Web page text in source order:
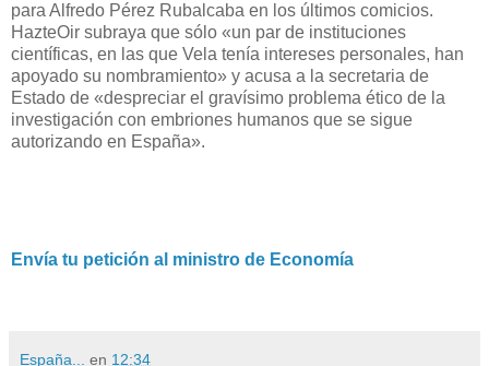
para Alfredo Pérez Rubalcaba en los últimos comicios.
HazteOir subraya que sólo «un par de instituciones
científicas, en las que Vela tenía intereses personales, han
apoyado su nombramiento» y acusa a la secretaria de
Estado de «despreciar el gravísimo problema ético de la
investigación con embriones humanos que se sigue
autorizando en España».
Envía tu petición al ministro de Economía
España... en 12:34